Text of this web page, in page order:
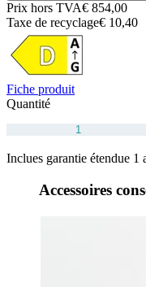
Prix hors TVA€ 854,00
Taxe de recyclage€ 10,40
Fiche produit
Quantité
Inclues garantie étendue 1
Accessoires